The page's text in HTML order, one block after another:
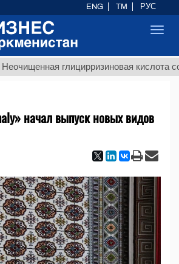
глицирризиновая кислота
начал выпуск новых видов
ENG TM РУС